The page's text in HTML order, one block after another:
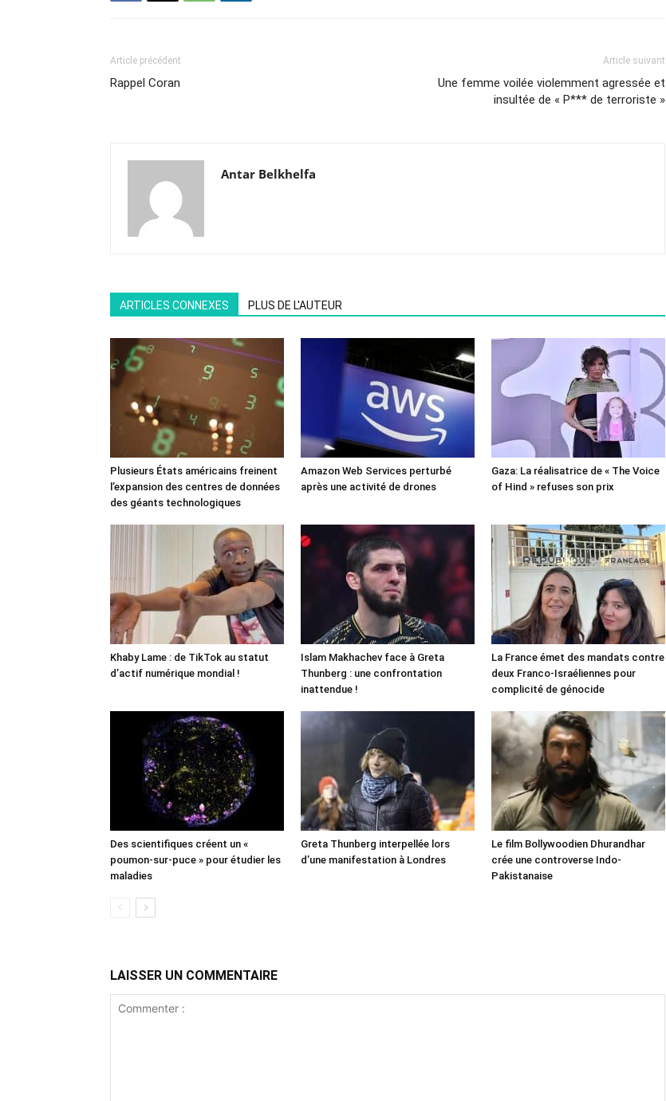
Article précédent
Rappel Coran
Article suivant
Une femme voilée violemment agressée et
insultée de « P*** de terroriste »
Antar Belkhelfa
ARTICLES CONNEXES PLUS DE L'AUTEUR
Plusieurs États américains freinent
l’expansion des centres de données
des géants technologiques
Amazon Web Services perturbé
après une activité de drones
Gaza: La réalisatrice de « The Voice
of Hind » refuses son prix
Khaby Lame : de TikTok au statut
d’actif numérique mondial !
Islam Makhachev face à Greta
Thunberg : une confrontation
inattendue !
La France émet des mandats contre
deux Franco-Israéliennes pour
complicité de génocide
Des scientifiques créent un «
poumon-sur-puce » pour étudier les
maladies
Greta Thunberg interpellée lors
d’une manifestation à Londres
Le film Bollywoodien Dhurandhar
crée une controverse Indo-
Pakistanaise
LAISSER UN COMMENTAIRE